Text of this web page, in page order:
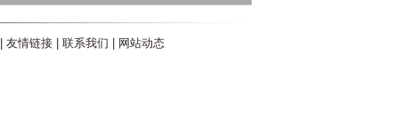
友情链接| 联系我们
网站动态